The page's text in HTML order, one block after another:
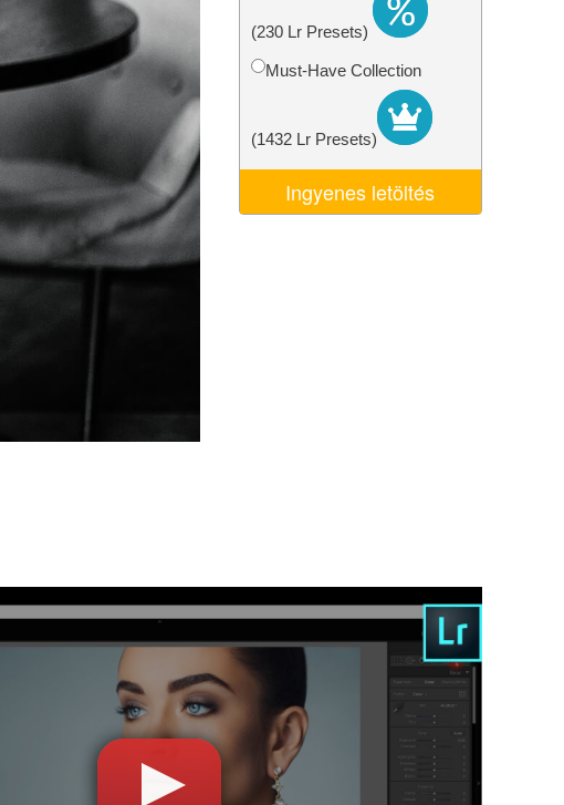
Video Editing Services(230 Lr Presets)
Must-Have Collection
(1432 Lr Presets)
Ingyenes letöltés